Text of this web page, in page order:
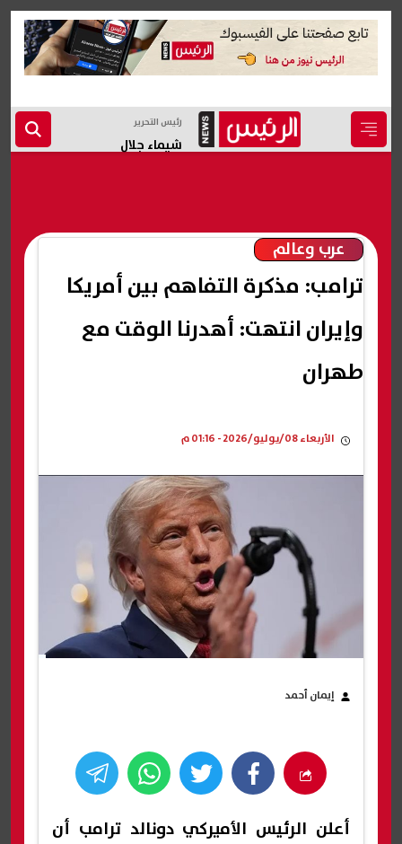
رئيس التحرير
شيماء جلال
عرب وعالم
ترامب: مذكرة التفاهم بين أمريكا
وإيران انتهت: أهدرنا الوقت مع
طهران
الأربعاء 08/يوليو/2026 - 01:16 م
إيمان أحمد
أعلن الرئيس الأميركي دونالد ترامب أن